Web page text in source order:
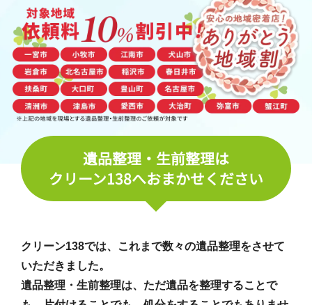
遺品整理・生前整理は
クリーン138へおまかせください
クリーン138では、これまで数々の遺品整理をさせて
いただきました。
遺品整理・生前整理は、ただ遺品を整理することで